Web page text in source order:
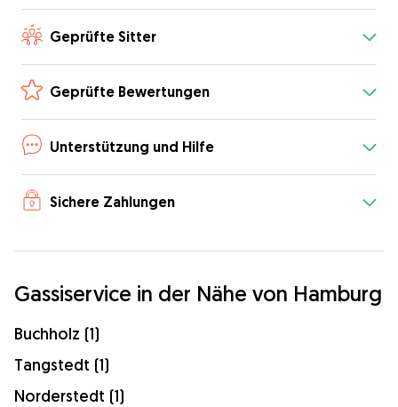
Geprüfte Sitter
Geprüfte Bewertungen
Unterstützung und Hilfe
Sichere Zahlungen
Gassiservice in der Nähe von Hamburg
Buchholz (1)
Tangstedt (1)
Norderstedt (1)